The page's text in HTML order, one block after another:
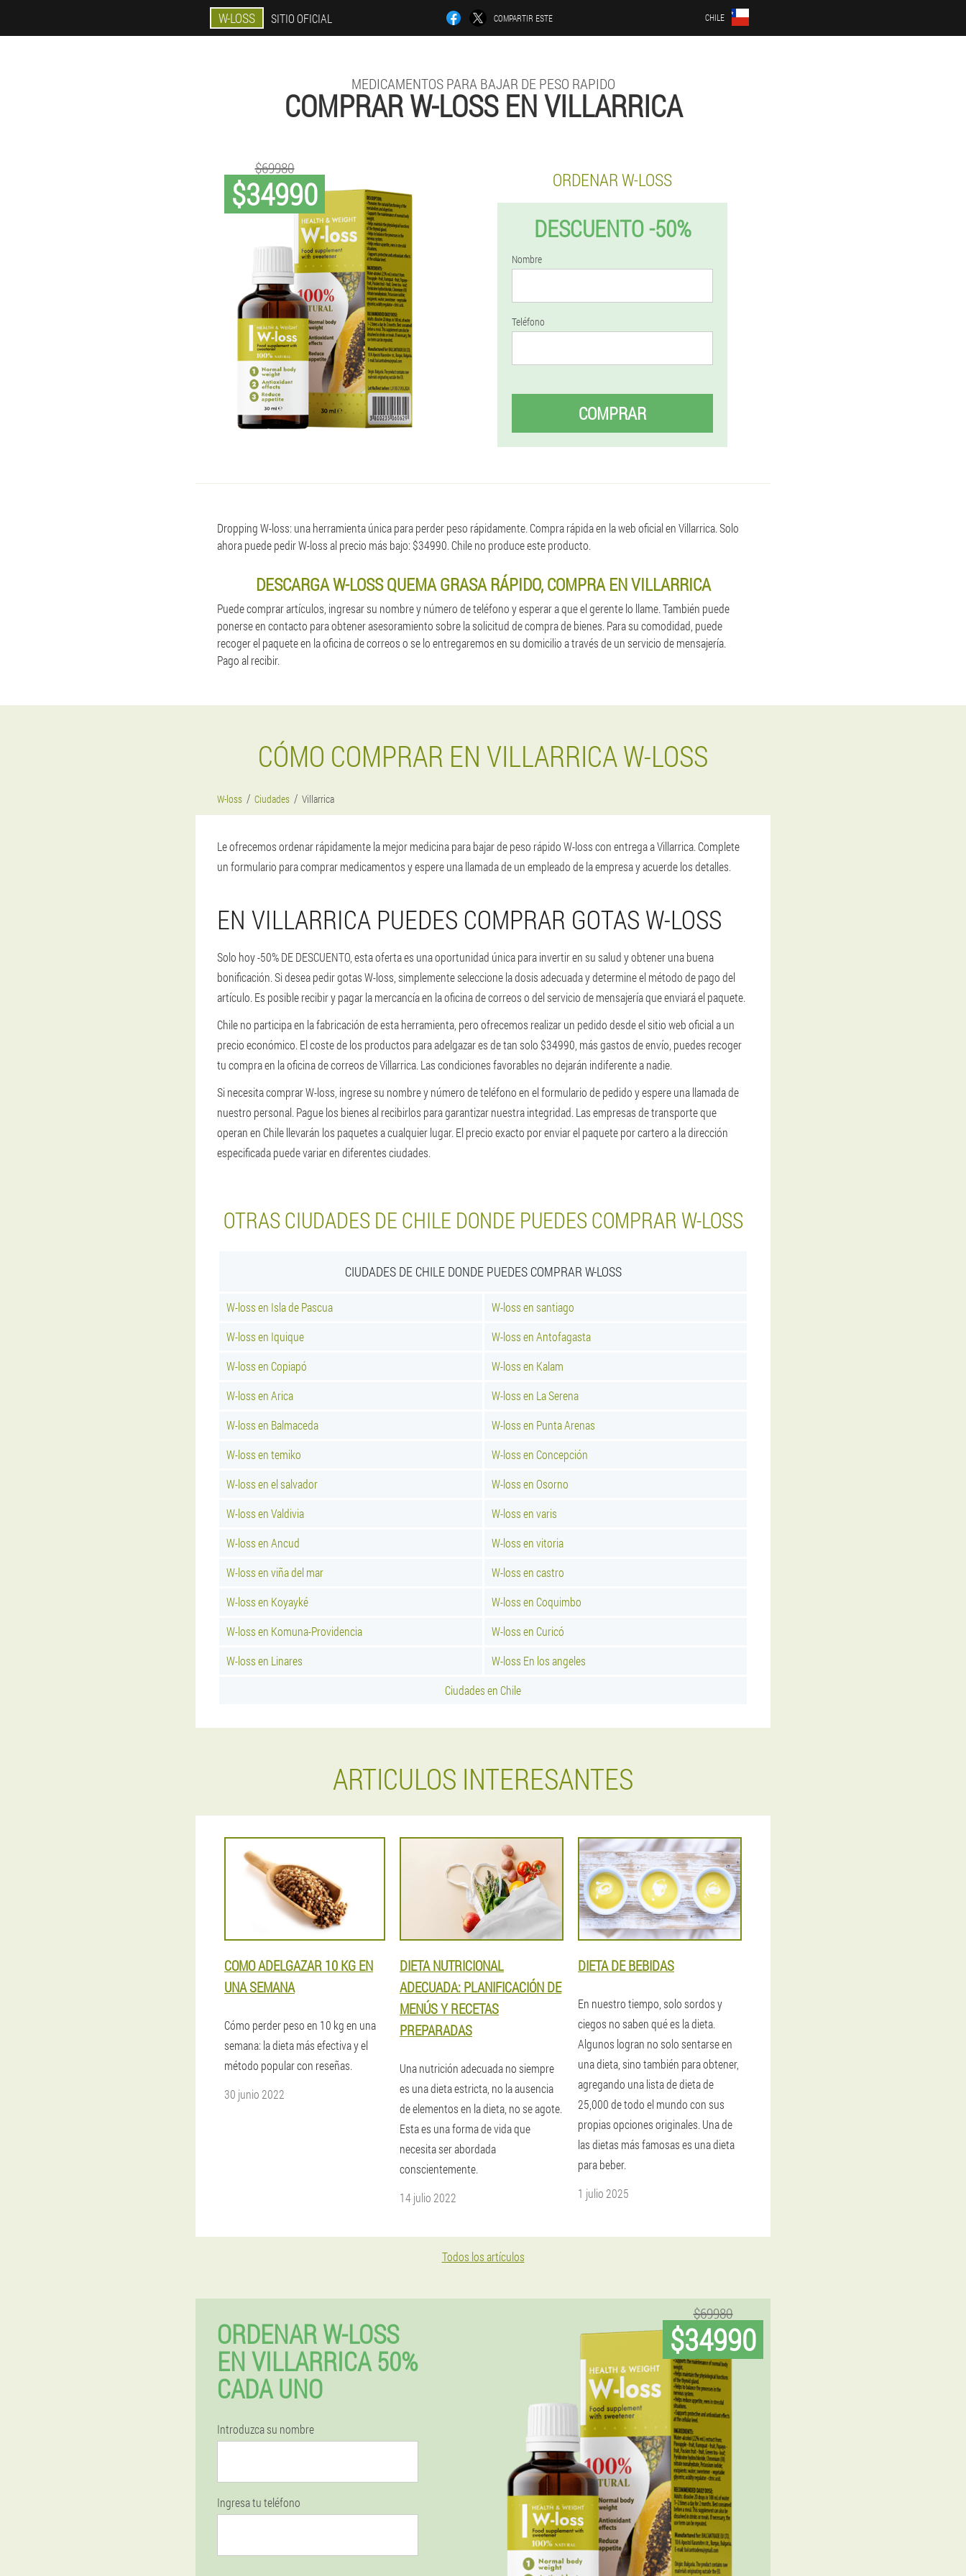
W-LOSS SITIO OFICIAL COMPARTIR ESTE CHILE
MEDICAMENTOS PARA BAJAR DE PESO RAPIDO
COMPRAR W-LOSS EN VILLARRICA
$34990
$69980
ORDENAR W-LOSS
DESCUENTO -50%
Nombre
Teléfono
COMPRAR
Dropping W-loss: una herramienta única para perder peso rápidamente. Compra rápida en la web oficial en Villarrica. Solo
ahora puede pedir W-loss al precio más bajo: $34990. Chile no produce este producto.
DESCARGA W-LOSS QUEMA GRASA RÁPIDO, COMPRA EN VILLARRICA
Puede comprar artículos, ingresar su nombre y número de teléfono y esperar a que el gerente lo llame. También puede
ponerse en contacto para obtener asesoramiento sobre la solicitud de compra de bienes. Para su comodidad, puede
recoger el paquete en la oficina de correos o se lo entregaremos en su domicilio a través de un servicio de mensajería.
Pago al recibir.
CÓMO COMPRAR EN VILLARRICA W-LOSS
W-loss Ciudades Villarrica
Le ofrecemos ordenar rápidamente la mejor medicina para bajar de peso rápido W-loss con entrega a Villarrica. Complete
un formulario para comprar medicamentos y espere una llamada de un empleado de la empresa y acuerde los detalles.
EN VILLARRICA PUEDES COMPRAR GOTAS W-LOSS
Solo hoy -50% DE DESCUENTO, esta oferta es una oportunidad única para invertir en su salud y obtener una buena
bonificación. Si desea pedir gotas W-loss, simplemente seleccione la dosis adecuada y determine el método de pago del
artículo. Es posible recibir y pagar la mercancía en la oficina de correos o del servicio de mensajería que enviará el paquete.
Chile no participa en la fabricación de esta herramienta, pero ofrecemos realizar un pedido desde el sitio web oficial a un
precio económico. El coste de los productos para adelgazar es de tan solo $34990, más gastos de envío, puedes recoger
tu compra en la oficina de correos de Villarrica. Las condiciones favorables no dejarán indiferente a nadie.
Si necesita comprar W-loss, ingrese su nombre y número de teléfono en el formulario de pedido y espere una llamada de
nuestro personal. Pague los bienes al recibirlos para garantizar nuestra integridad. Las empresas de transporte que
operan en Chile llevarán los paquetes a cualquier lugar. El precio exacto por enviar el paquete por cartero a la dirección
especificada puede variar en diferentes ciudades.
OTRAS CIUDADES DE CHILE DONDE PUEDES COMPRAR W-LOSS
CIUDADES DE CHILE DONDE PUEDES COMPRAR W-LOSS
W-loss en Isla de Pascua
W-loss en santiago
W-loss en Iquique
W-loss en Antofagasta
W-loss en Copiapó
W-loss en Kalam
W-loss en Arica
W-loss en La Serena
W-loss en Balmaceda
W-loss en Punta Arenas
W-loss en temiko
W-loss en Concepción
W-loss en el salvador
W-loss en Osorno
W-loss en Valdivia
W-loss en varis
W-loss en Ancud
W-loss en vitoria
W-loss en viña del mar
W-loss en castro
W-loss en Koyayké
W-loss en Coquimbo
W-loss en Komuna-Providencia
W-loss en Curicó
W-loss en Linares
W-loss En los angeles
Ciudades en Chile
ARTICULOS INTERESANTES
COMO ADELGAZAR 10 KG EN
UNA SEMANA
Cómo perder peso en 10 kg en una
semana: la dieta más efectiva y el
método popular con reseñas.
30 junio 2022
DIETA NUTRICIONAL
ADECUADA: PLANIFICACIÓN DE
MENÚS Y RECETAS
PREPARADAS
Una nutrición adecuada no siempre
es una dieta estricta, no la ausencia
de elementos en la dieta, no se agote.
Esta es una forma de vida que
necesita ser abordada
conscientemente.
14 julio 2022
DIETA DE BEBIDAS
En nuestro tiempo, solo sordos y
ciegos no saben qué es la dieta.
Algunos logran no solo sentarse en
una dieta, sino también para obtener,
agregando una lista de dieta de
25,000 de todo el mundo con sus
propias opciones originales. Una de
las dietas más famosas es una dieta
para beber.
1 julio 2025
Todos los artículos
ORDENAR W-LOSS
EN VILLARRICA 50%
CADA UNO
Introduzca su nombre
Ingresa tu teléfono
$69980
$34990